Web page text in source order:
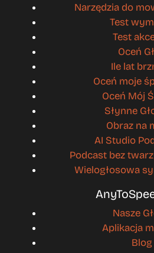
Narzędzia do
Test
Test
Oceń
Ile lat
Oceń moje
Oceń Mój
Słynne
Obraz na
AI Studio
Podcast bez
Wielogłosowa
Nasze
Aplikacja
Blog